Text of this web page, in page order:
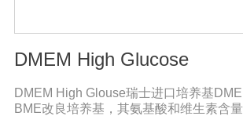
DMEM High Glucose
DMEM High Glouse瑞士进口培养基
BME改良培养基，其氨基酸和维生素含